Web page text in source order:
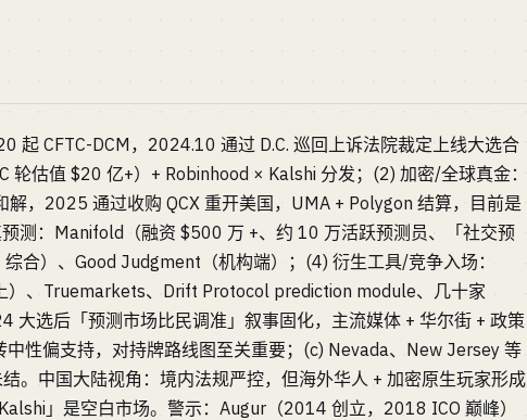
起 CFTC-DCM，2024.10 通过 D.C. 巡回上诉法院裁定上线大选合
估值 $20 亿+）+ Robinhood × Kalshi 分发；(2) 加密/全球真金：
，2025 通过收购 QCX 重开美国，UMA + Polygon 结算，目前是
测：Manifold（融资 $500 万 +、约 10 万活跃预测员、「社交预
合）、Good Judgment（机构端）；(4) 衍生工具/竞争入场：
、Truemarkets、Drift Protocol prediction module、几十家
选后「预测市场比民调准」叙事固化，主流媒体 + 华尔街 + 政策
性偏支持，对持牌路线图至关重要；(c) Nevada、New Jersey 等
。中国大陆视角：境内法规严控，但海外华人 + 加密原生玩家形成
」是空白市场。警示：Augur（2014 创立，2018 ICO 巅峰）